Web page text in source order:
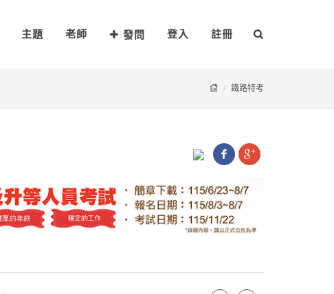
主題 老師 發問 登入 註冊
鐵路特考